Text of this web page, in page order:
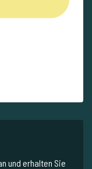
und erhalten Sie